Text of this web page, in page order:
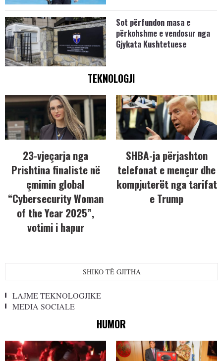
Sot përfundon masa e
përkohshme e vendosur nga
Gjykata Kushtetuese
TEKNOLOGJI
23-vjeçarja nga
Prishtina finaliste në
çmimin global
“Cybersecurity Woman
of the Year 2025”,
votimi i hapur
SHBA-ja përjashton
telefonat e mençur dhe
kompjuterët nga tarifat
e Trump
SHIKO TË GJITHA
LAJME TEKNOLOGJIKE
MEDIA SOCIALE
HUMOR